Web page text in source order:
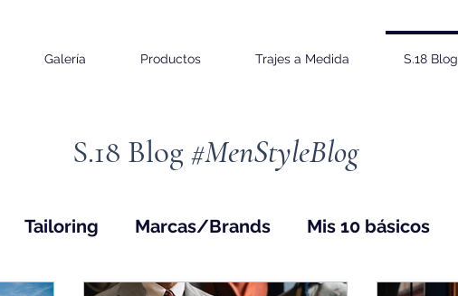
Galería Productos Trajes a Medida S.18 Blog
S.18 Blog#MenStyleBlog
Tailoring Marcas/Brands Mis 10 básicos